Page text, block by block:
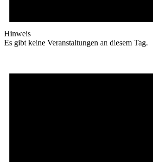
Hinweis
Es gibt keine Veranstaltungen an diesem Tag.